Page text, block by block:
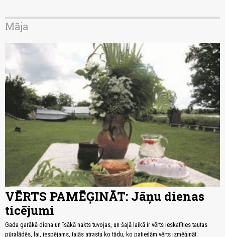
Māja
VĒRTS PAMĒĢINĀT: Jāņu dienas
ticējumi
Gada garākā diena un īsākā nakts tuvojas, un šajā laikā ir vērts ieskatīties tautas
pūralādēs, lai, iespējams, tajās atrastu ko tādu, ko patiešām vērts izmēģināt.